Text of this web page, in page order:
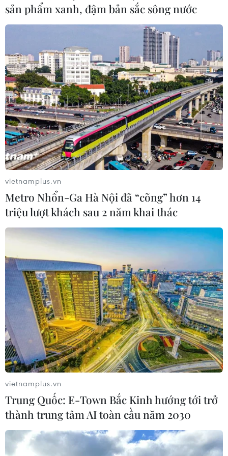
Hàn Quốc kêu gọi Nhật Bản cùng giải
quyết các vấn đề tồn đọng
04/07/2022 11:53
Tổng thống Hàn Quốc Yoon Suk-yeol bày tỏ tin tưởng
Thủ tướng Nhật Bản Kishida Fumio sẽ trở thành một "đối
tác" trong việc giải quyết các vấn đề giữa hai nước và
phát triển quan hệ song phương.
sản phẩm xanh, đậm bản sắc sông nước
vietnamplus.vn
Metro Nhổn-Ga Hà Nội đã “cõng” hơn 14
triệu lượt khách sau 2 năm khai thác
vietnamplus.vn
Trung Quốc: E-Town Bắc Kinh hướng tới trở
thành trung tâm AI toàn cầu năm 2030